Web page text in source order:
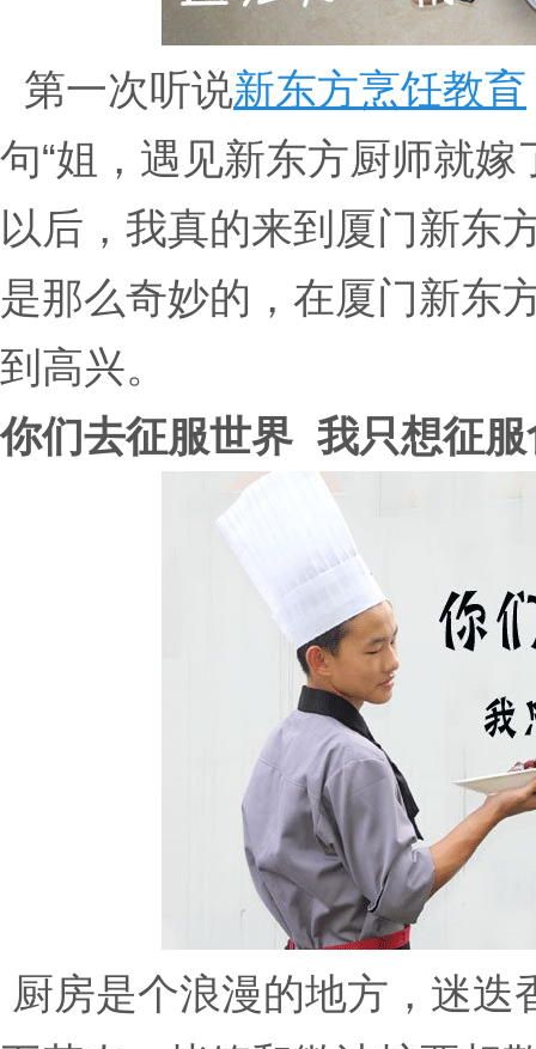
第一次听说新东方烹饪教育
句“姐，遇见新东方厨师就
以后，我真的来到厦门新东
是那么奇妙的，在厦门新东
到高兴。
你们去征服世界 我只想征
厨房是个浪漫的地方，迷